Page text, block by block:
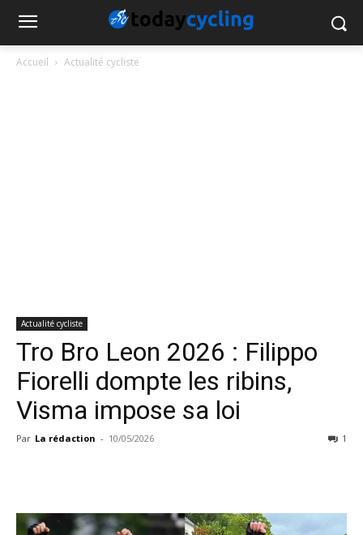
Accueil Actualité cycliste
Actualité cycliste
Tro Bro Leon 2026 : Filippo
Fiorelli dompte les ribins,
Visma impose sa loi
Par La rédaction - 10/05/2026 1